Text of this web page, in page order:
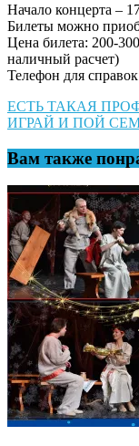
Начало концерта –
Билеты можно
Цена билета: 200-
наличный расчет)
Телефон для
Навигация
по
записям
ЕСТЬ ТАКАЯ
ИГРАЙ И ПОЙ
Вам также